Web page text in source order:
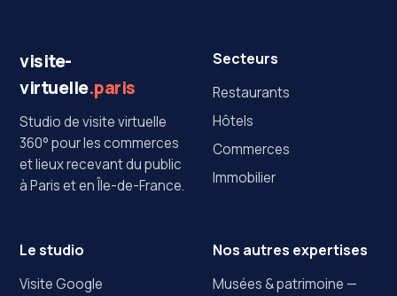
visite-
virtuelle.paris
Studio de visite virtuelle
360° pour les commerces
et lieux recevant du public
à Paris et en Île-de-France.
Secteurs
Restaurants
Hôtels
Commerces
Immobilier
Le studio
Visite Google
Nos autres expertises
Musées & patrimoine —